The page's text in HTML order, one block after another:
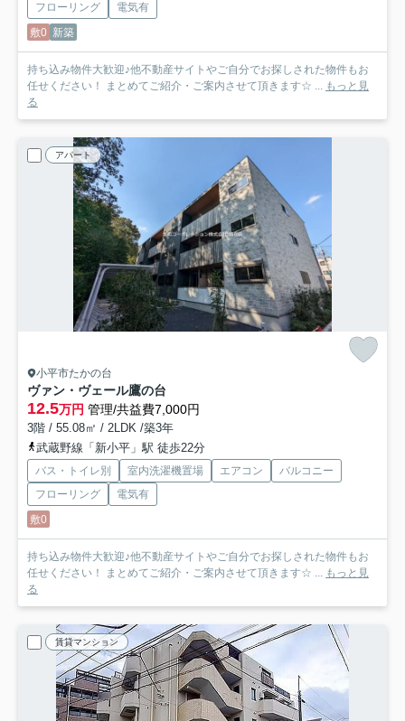
フローリング
電気有
敷0 新築
持ち込み物件大歓迎♪他不動産サイトやご自分でお探しされた物件もお
任せください！ まとめてご紹介・ご案内させて頂きます☆ ... もっと見
る
アパート
小平市たかの台
ヴァン・ヴェール鷹の台
12.5万円 管理/共益費7,000円
3階 / 55.08㎡ / 2LDK /築3年
武蔵野線「新小平」駅 徒歩22分
バス・トイレ別 室内洗濯機置場 エアコン
バルコニー
フローリング
電気有
敷0
持ち込み物件大歓迎♪他不動産サイトやご自分でお探しされた物件もお
任せください！ まとめてご紹介・ご案内させて頂きます☆ ... もっと見
る
賃貸マンション